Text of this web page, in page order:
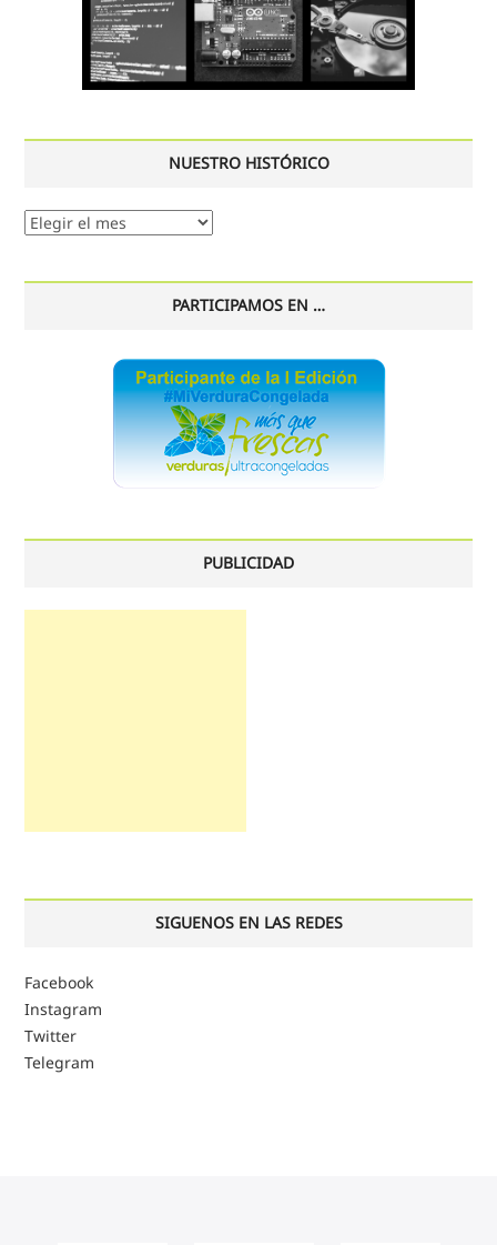
NUESTRO HISTÓRICO
Nuestro
PARTICIPAMOS EN …
PUBLICIDAD
SIGUENOS EN LAS REDES
Facebook
Instagram
Twitter
Telegram